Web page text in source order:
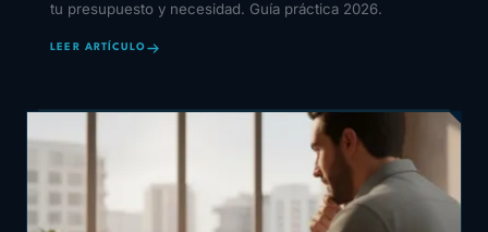
tu presupuesto y necesidad. Guía práctica 2026.
LEER ARTÍCULO